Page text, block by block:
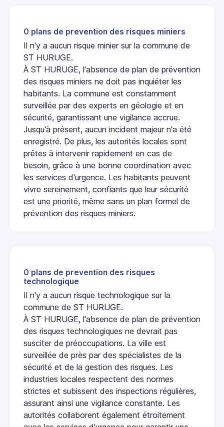
0 plans de prevention des risques miniers
Il n'y a aucun risque minier sur la commune de
ST HURUGE.
À ST HURUGE, l'absence de plan de prévention
des risques miniers ne doit pas inquiéter les
habitants. La commune est constamment
surveillée par des experts en géologie et en
sécurité, garantissant une vigilance accrue.
Jusqu'à présent, aucun incident majeur n'a été
enregistré. De plus, les autorités locales sont
prêtes à intervenir rapidement en cas de
besoin, grâce à une bonne coordination avec
les services d'urgence. Les habitants peuvent
vivre sereinement, confiants que leur sécurité
est une priorité, même sans un plan formel de
prévention des risques miniers.
0 plans de prevention des risques
technologique
Il n'y a aucun risque technologique sur la
commune de ST HURUGE.
À ST HURUGE, l'absence de plan de prévention
des risques technologiques ne devrait pas
susciter de préoccupations. La ville est
surveillée de près par des spécialistes de la
sécurité et de la gestion des risques. Les
industries locales respectent des normes
strictes et subissent des inspections régulières,
assurant ainsi une vigilance constante. Les
autorités collaborent également étroitement